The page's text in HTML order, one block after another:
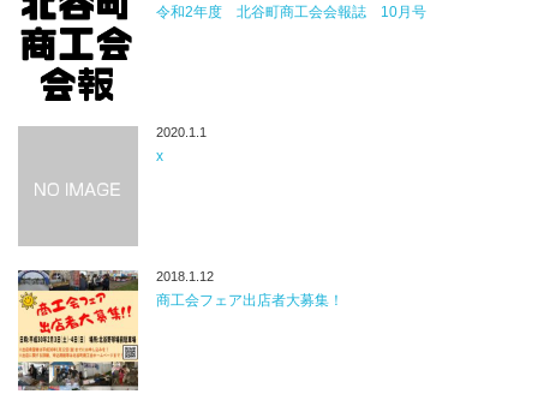
令和2年度 北谷町商工会会報誌 10月号
2020.1.1
x
2018.1.12
商工会フェア出店者大募集！